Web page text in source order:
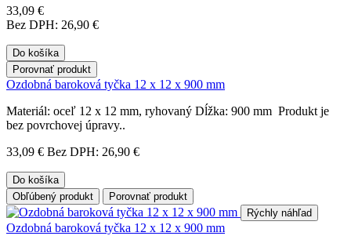
33,09 €
Bez DPH: 26,90 €
Do košíka
Porovnať produkt
Ozdobná baroková tyčka 12 x 12 x 900 mm
Materiál: oceľ 12 x 12 mm, ryhovaný Dĺžka: 900 mm Produkt je
bez povrchovej úpravy..
33,09 € Bez DPH: 26,90 €
Do košíka
Obľúbený produkt
Porovnať produkt
Rýchly náhľad
Ozdobná baroková tyčka 12 x 12 x 900 mm